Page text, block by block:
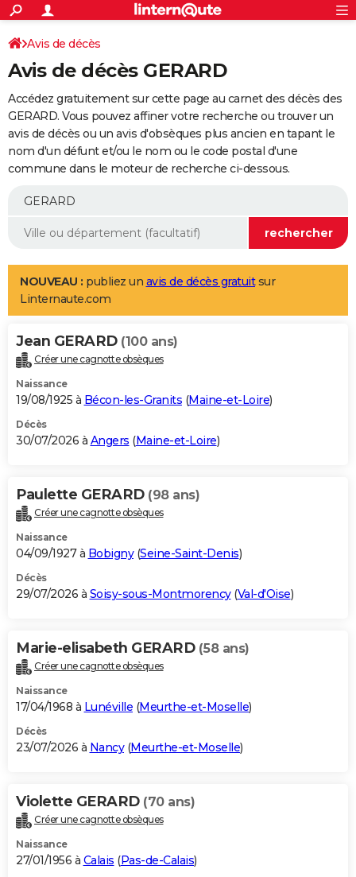
ACTUALITÉS
Politique
Société
Faits Divers
Education
Monde
Villes
+
SPORT
Coupe du monde 2026
Football
Tennis
Cyclisme
Rugby
Forum
Programme TV
TNT
Streaming
Cinéma
Sorties cinéma
Musique
+
FINANCE
Retraite
Epargne
Immobilier
Risques naturels par ville
Banque
Assurance
AUTO
Essais
Réserver un essai
Citadines
Berlines
SUV
Forum auto
+
Mobiles
Meilleur smartphone
Internet
Ordinateurs
Jeux vidéo
Guide high-tech
Aménagement intérieur
LIFESTYLE
Art de vivre
Bien-être
Loisirs
Mode
Modes de vie
Alimentation
Guide de la santé
Maladies
Médicaments
Sommeil
VOYAGE
Destinations
City break
Voyage nature
Voyage de noces
Forum
Climat
+PHOTO
GUIDES D'ACHAT
BONS PLANS
Carte de Noël
Carte Bonne année
Carte Saint-Valentin
Carte Pâques
Carte d'anniversaire
DICTIONNAIRE
Dictionnaire
Biographies
Citations
Expressions
Proverbes
PROGRAMME TV
S'inscrire
Se connecter
Lycées
Collèges
Primaires
Universités
Entreprises
Service militaire
Avis de recherche
AVIS DE DÉCÈS
Bricolage
Lifestyle
Culture
Sport
Auto
Television
Voyage
Cinema
Avis de décès
Avis de décès GERARD
Accédez gratuitement sur cette page au carnet des décès des
GERARD. Vous pouvez affiner votre recherche ou trouver un
avis de décès ou un avis d'obsèques plus ancien en tapant le
nom d'un défunt et/ou le nom ou le code postal d'une
commune dans le moteur de recherche ci-dessous.
NOUVEAU : publiez un avis de décès gratuitsur
Linternaute.com
Jean GERARD (100 ans)
Créer une cagnotte obsèques
Naissance
19/08/1925 à Bécon-les-Granits (Maine-et-Loire)
Décès
30/07/2026 à Angers (Maine-et-Loire)
Paulette GERARD (98 ans)
Créer une cagnotte obsèques
Naissance
04/09/1927 à Bobigny(Seine-Saint-Denis)
Décès
29/07/2026 à Soisy-sous-Montmorency(Val-d'Oise)
Marie-elisabeth GERARD (58 ans)
Créer une cagnotte obsèques
Naissance
17/04/1968 à Lunéville (Meurthe-et-Moselle)
Décès
23/07/2026 à Nancy(Meurthe-et-Moselle)
Violette GERARD (70 ans)
Créer une cagnotte obsèques
Naissance
27/01/1956 à Calais (Pas-de-Calais)